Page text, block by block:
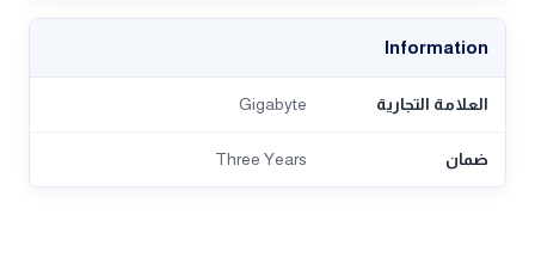
Information
العلامة التجارية Gigabyte
ضمان Three Years